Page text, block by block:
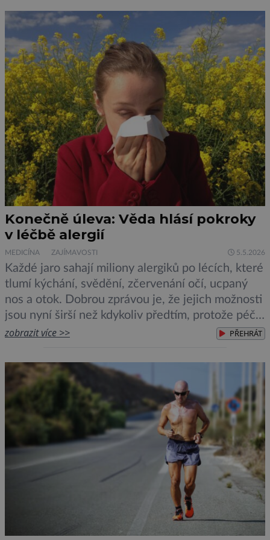
Konečně úleva: Věda hlásí pokroky
v léčbě alergií
MEDICÍNA ZAJÍMAVOSTI 5.5.2026
Každé jaro sahají miliony alergiků po lécích, které
tlumí kýchání, svědění, zčervenání očí, ucpaný
nos a otok. Dobrou zprávou je, že jejich možnosti
jsou nyní širší než kdykoliv předtím, protože péče
se přesouvá z pouhé léčby symptomů ke změně
reakce je ve své podstatě případem mylné
identity, protože […]
zobrazit více >> PŘEHRÁT